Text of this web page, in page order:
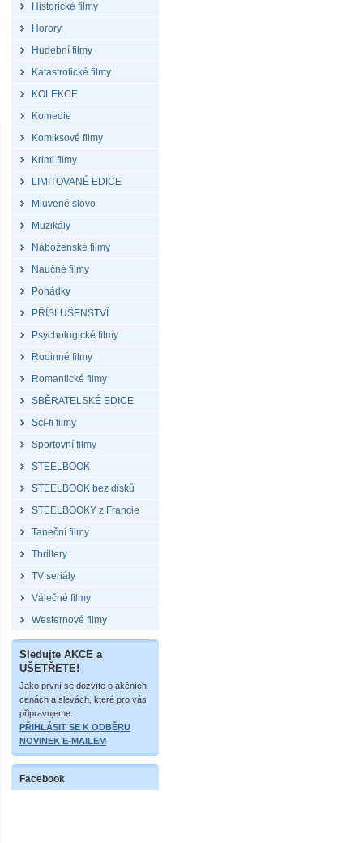
Historické filmy
Horory
Hudební filmy
Katastrofické filmy
KOLEKCE
Komedie
Komiksové filmy
Krimi filmy
LIMITOVANÉ EDICE
Mluvené slovo
Muzikály
Náboženské filmy
Naučné filmy
Pohádky
PŘÍSLUŠENSTVÍ
Psychologické filmy
Rodinné filmy
Romantické filmy
SBĚRATELSKÉ EDICE
Sci-fi filmy
Sportovní filmy
STEELBOOK
STEELBOOK bez disků
STEELBOOKY z Francie
Taneční filmy
Thrillery
TV seriály
Válečné filmy
Westernové filmy
Sledujte AKCE a
UŠETŘETE!
Jako první se dozvíte o akčních
cenách a slevách, které pro vás
připravujeme.
PŘIHLÁSIT SE K ODBĚRU
NOVINEK E-MAILEM
Facebook